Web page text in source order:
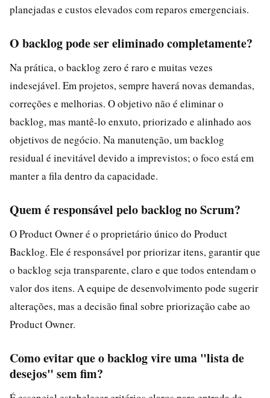
planejadas e custos elevados com reparos emergenciais.
O backlog pode ser eliminado completamente?
Na prática, o backlog zero é raro e muitas vezes
indesejável. Em projetos, sempre haverá novas demandas,
correções e melhorias. O objetivo não é eliminar o
backlog, mas mantê-lo enxuto, priorizado e alinhado aos
objetivos de negócio. Na manutenção, um backlog
residual é inevitável devido a imprevistos; o foco está em
manter a fila dentro da capacidade.
Quem é responsável pelo backlog no Scrum?
O Product Owner é o proprietário único do Product
Backlog. Ele é responsável por priorizar itens, garantir que
o backlog seja transparente, claro e que todos entendam o
valor dos itens. A equipe de desenvolvimento pode sugerir
alterações, mas a decisão final sobre priorização cabe ao
Product Owner.
Como evitar que o backlog vire uma "lista de
desejos" sem fim?